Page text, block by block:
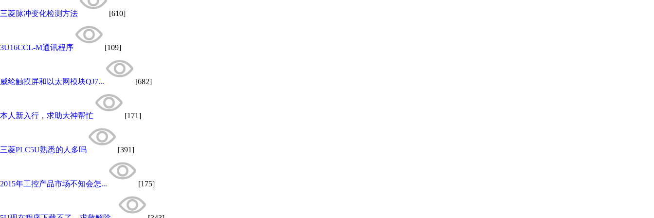
三菱脉冲变化检测方法 [610]
3U16CCL-M通讯程序 [109]
​威纶触摸屏和以太网模块QJ7... [682]
本人新入行，求助大神帮忙 [171]
三菱PLC5U熟悉的人多吗 [391]
2015年工控产品市场不知会怎... [175]